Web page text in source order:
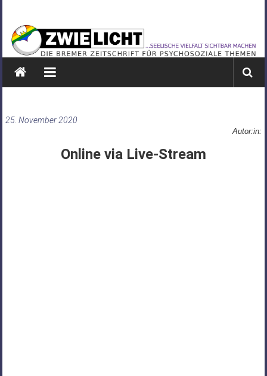
springen
ZWIELICHT
BREMEN
DIE
PSYCHOSOZIALE
25. November 2020
Autor:in:
Online via Live-Stream